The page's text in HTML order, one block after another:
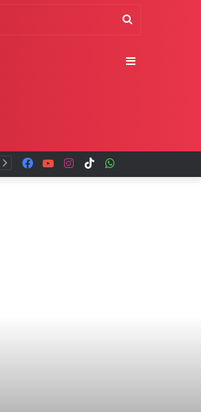
TikTok
Instagram
YouTube
Facebook
Buscar
Sidebar